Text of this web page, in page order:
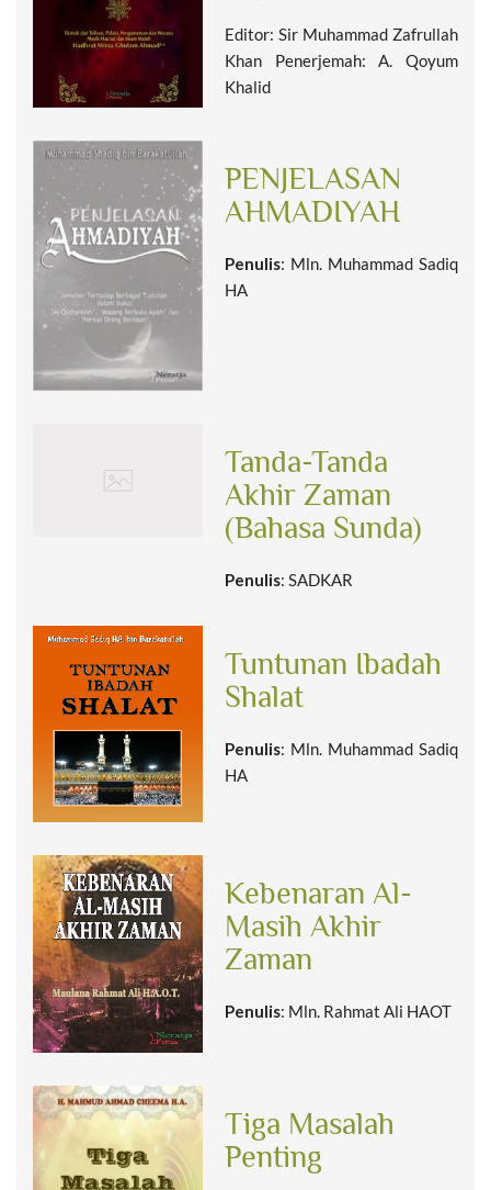
Editor: Sir Muhammad Zafrullah
Khan Penerjemah: A. Qoyum
Khalid
PENJELASAN
AHMADIYAH
Penulis: Mln. Muhammad Sadiq
HA
Tanda-Tanda
Akhir Zaman
(Bahasa Sunda)
Penulis: SADKAR
Tuntunan Ibadah
Shalat
Penulis: Mln. Muhammad Sadiq
HA
Kebenaran Al-
Masih Akhir
Zaman
Penulis: Mln. Rahmat Ali HAOT
Tiga Masalah
Penting